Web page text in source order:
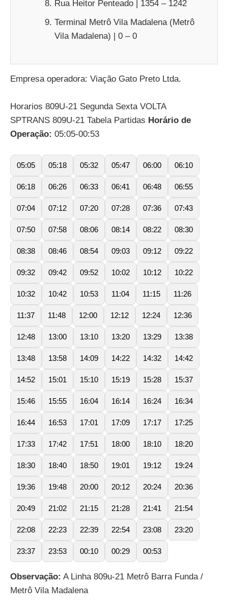
Rua Heitor Penteado | 1354 – 1242
Terminal Metrô Vila Madalena (Metrô
Vila Madalena) | 0 – 0
Empresa operadora: Viação Gato Preto Ltda.
Horarios 809U-21 Segunda Sexta VOLTA
SPTRANS 809U-21 Tabela Partidas Horário de
Operação: 05:05-00:53
05:05 05:18 05:32 05:47 06:00 06:10
06:18 06:26 06:33 06:41 06:48 06:55
07:04 07:12 07:20 07:28 07:36 07:43
07:50 07:58 08:06 08:14 08:22 08:30
08:38 08:46 08:54 09:03 09:12 09:22
09:32 09:42 09:52 10:02 10:12 10:22
10:32 10:42 10:53 11:04 11:15 11:26
11:37 11:48 12:00 12:12 12:24 12:36
12:48 13:00 13:10 13:20 13:29 13:38
13:48 13:58 14:09 14:22 14:32 14:42
14:52 15:01 15:10 15:19 15:28 15:37
15:46 15:55 16:04 16:14 16:24 16:34
16:44 16:53 17:01 17:09 17:17 17:25
17:33 17:42 17:51 18:00 18:10 18:20
18:30 18:40 18:50 19:01 19:12 19:24
19:36 19:48 20:00 20:12 20:24 20:36
20:49 21:02 21:15 21:28 21:41 21:54
22:08 22:23 22:39 22:54 23:08 23:20
23:37 23:53 00:10 00:29 00:53
Observação: A Linha 809u-21 Metrô Barra Funda /
Metrô Vila Madalena